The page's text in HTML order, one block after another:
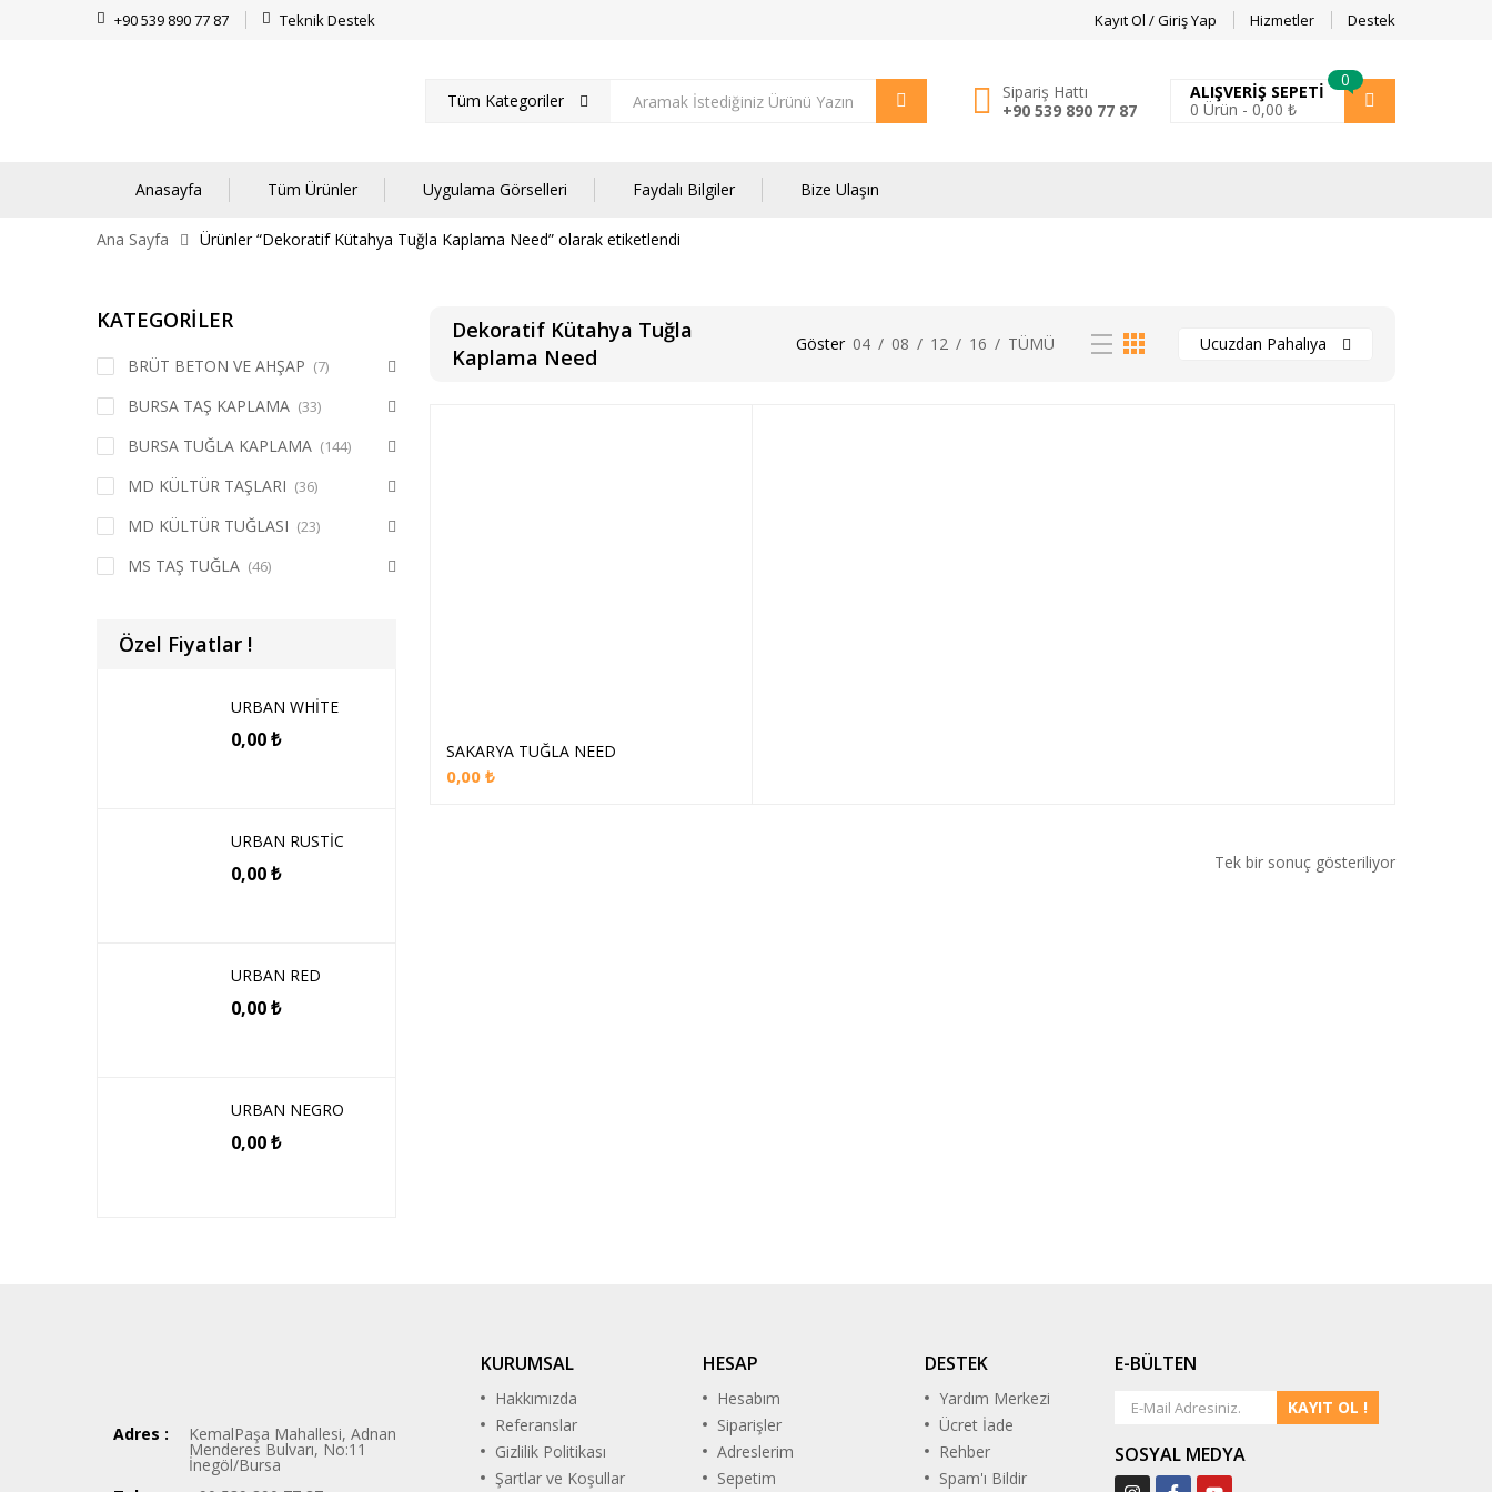
+90 539 890 77 87 Teknik Destek Kayıt Ol / Giriş Yap Hizmetler Destek
Tüm Kategoriler
Sipariş Hattı
+90 539 890 77 87
0
ALIŞVERIŞ SEPETI
0 Ürün - 0,00 ₺
Anasayfa Tüm Ürünler Uygulama Görselleri Faydalı Bilgiler Bize Ulaşın
Ana Sayfa Ürünler “Dekoratif Kütahya Tuğla Kaplama Need” olarak etiketlendi
Dekoratif Kütahya Tuğla
Kaplama Need
Göster 04 / 08 / 12 / 16 / TÜMÜ Ucuzdan Pahalıya
Sepete Ekle
SAKARYA TUĞLA NEED
0,00 ₺
Tek bir sonuç gösteriliyor
KATEGORİLER
BRÜT BETON VE AHŞAP (7)
BURSA TAŞ KAPLAMA (33)
BURSA TUĞLA KAPLAMA (144)
MD KÜLTÜR TAŞLARI (36)
MD KÜLTÜR TUĞLASI (23)
MS TAŞ TUĞLA (46)
Özel Fiyatlar !
URBAN WHİTE
0,00₺
URBAN RUSTİC
0,00₺
URBAN RED
0,00₺
URBAN NEGRO
0,00₺
Adres : KemalPaşa Mahallesi, Adnan
Menderes Bulvarı, No:11
İnegöl/Bursa
KURUMSAL
Hakkımızda
Referanslar
Gizlilik Politikası
Şartlar ve Koşullar
HESAP
Hesabım
Siparişler
Adreslerim
Sepetim
DESTEK
Yardım Merkezi
Ücret İade
Rehber
Spam'ı Bildir
E-BÜLTEN
KAYIT OL !
SOSYAL MEDYA